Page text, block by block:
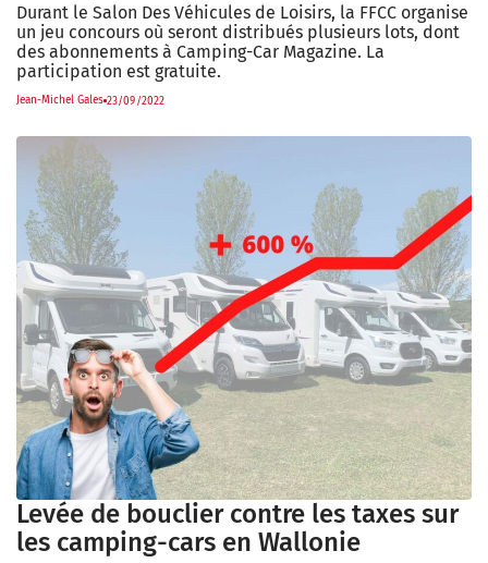
Durant le Salon Des Véhicules de Loisirs, la FFCC organise
un jeu concours où seront distribués plusieurs lots, dont
des abonnements à Camping-Car Magazine. La
participation est gratuite.
Jean-Michel Gales 23/09/2022
Levée de bouclier contre les taxes sur
les camping-cars en Wallonie